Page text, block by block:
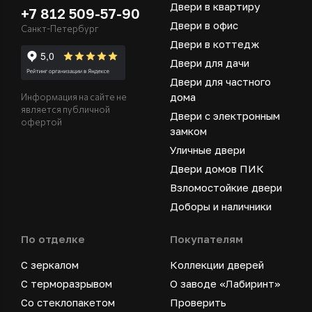
+7 812 509-57-90
Санкт-Петербург
Информация на сайте не
является публичной
офертой
Двери в квартиру
Двери в офис
Двери в коттедж
Двери для дачи
Двери для частного
дома
Двери с электронным
замком
Уличные двери
Двери домов ПИК
Взломостойкие двери
Доборы и наличники
По отделке
С зеркалом
С терморазрывом
Со стеклопакетом
Покупателям
Коллекции дверей
О заводе «Лабиринт»
Проверить